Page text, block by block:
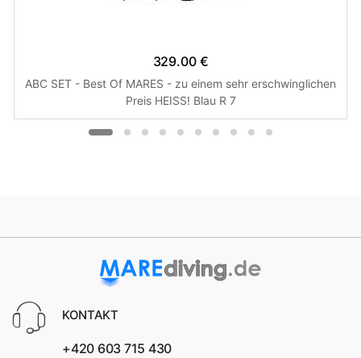
329.00 €
ABC SET - Best Of MARES - zu einem sehr erschwinglichen
Preis HEISS! Blau R 7
KONTAKT
+420 603 715 430